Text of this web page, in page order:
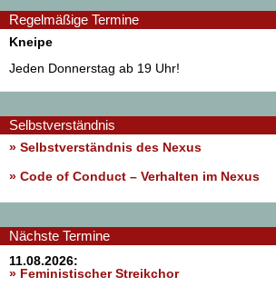
Regelmäßige Termine
Kneipe
Jeden Donnerstag ab 19 Uhr!
Selbstverständnis
» Selbstverständnis des Nexus
» Code of Conduct – Verhalten im Nexus
Nächste Termine
11.08.2026:
» Feministischer Streikchor